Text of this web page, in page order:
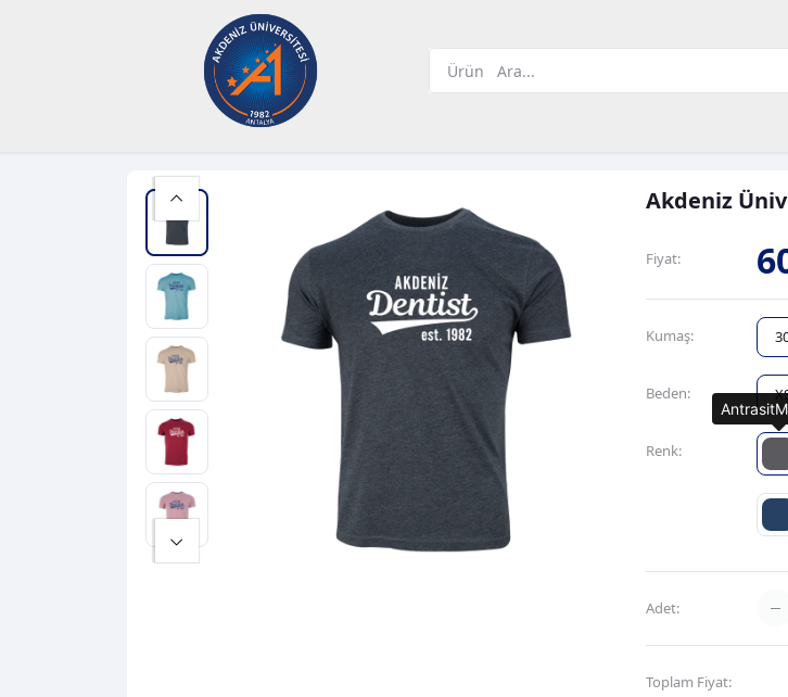
Akdeniz
Fiyat:
Kumaş:
Beden:
Renk:
Adet:
Toplam Fiyat: